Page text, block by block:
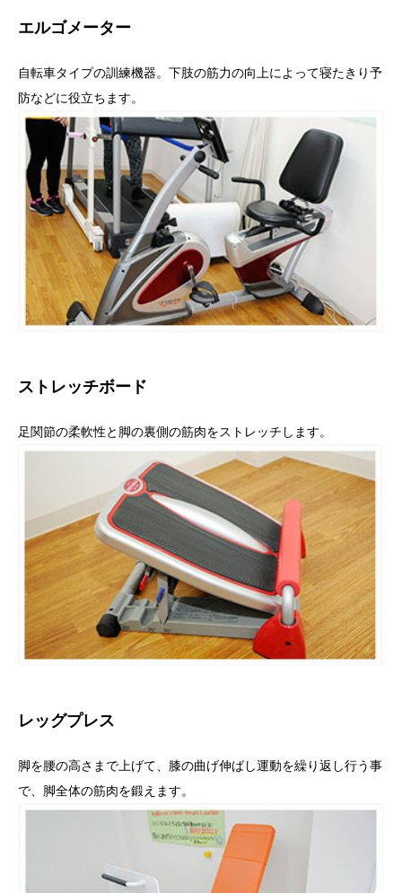
エルゴメーター
自転車タイプの訓練機器。下肢の筋力の向上によって寝たきり予
防などに役立ちます。
ストレッチボード
足関節の柔軟性と脚の裏側の筋肉をストレッチします。
レッグプレス
脚を腰の高さまで上げて、膝の曲げ伸ばし運動を繰り返し行う事
で、脚全体の筋肉を鍛えます。